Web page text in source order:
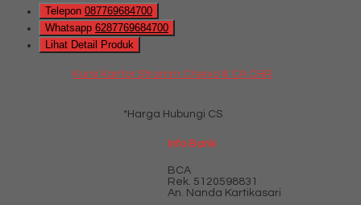
Telepon 087769684700
Whatsapp 6287769684700
Lihat Detail Produk
Kursi Kantor Stramm Chievo III CA CHR
*Harga Hubungi CS
Info Bank
BCA
Rek. 5120598831
An. Nanda Kartikasari